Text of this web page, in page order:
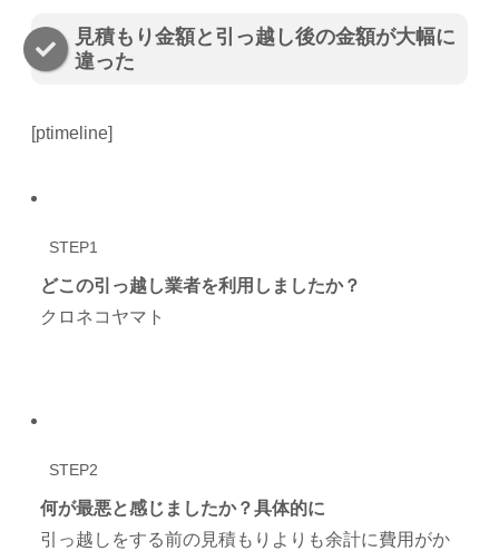
見積もり金額と引っ越し後の金額が大幅に
違った
[ptimeline]
STEP1
どこの引っ越し業者を利用しましたか？
クロネコヤマト
STEP2
何が最悪と感じましたか？具体的に
引っ越しをする前の見積もりよりも余計に費用がか